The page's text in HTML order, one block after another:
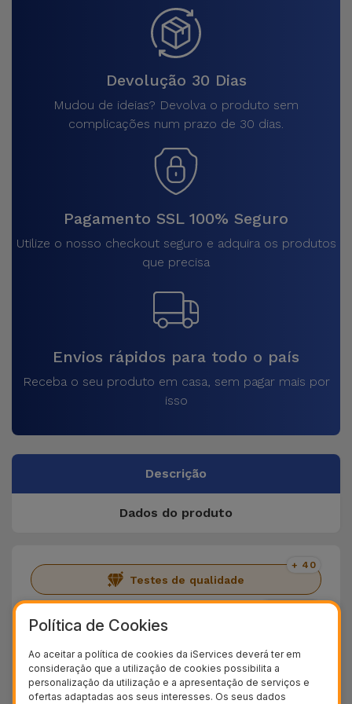
Devolução 30 Dias
Mudou de ideias? Devolva o produto sem
complicações num prazo de 30 dias.
Pagamento SSL 100% Seguro
Utilize o nosso checkout seguro e adquira os produtos
que precisa
Envios rápidos para todo o país
Receba o seu produto em casa, sem pagar mais por
isso
Descrição
Dados do produto
Testes de qualidade
+ 40
Clientes satisfeitos
Garantia Duradoura
36 Meses
Política de Cookies
Ao aceitar a política de cookies da iServices deverá ter em
consideração que a utilização de cookies possibilita a
personalização da utilização e a apresentação de serviços e
ofertas adaptadas aos seus interesses. Os seus dados